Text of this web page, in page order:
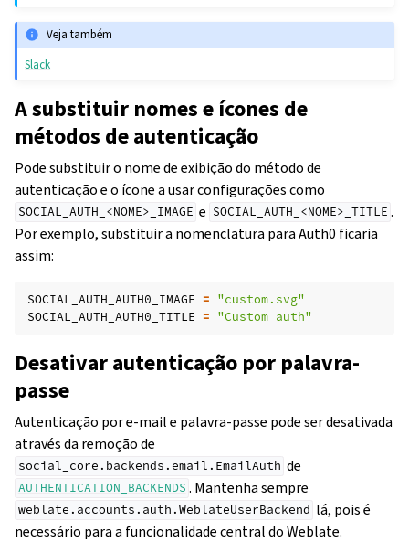
Veja também
Slack
A substituir nomes e ícones de
métodos de autenticação
Pode substituir o nome de exibição do método de
autenticação e o ícone a usar configurações como
SOCIAL_AUTH_<NOME>_IMAGE e SOCIAL_AUTH_<NOME>_TITLE .
Por exemplo, substituir a nomenclatura para Auth0 ficaria
assim:
SOCIAL_AUTH_AUTH0_IMAGE = "custom.svg"
SOCIAL_AUTH_AUTH0_TITLE = "Custom auth"
Desativar autenticação por palavra-
passe
Autenticação por e-mail e palavra-passe pode ser desativada
através da remoção de
social_core.backends.email.EmailAuth de
AUTHENTICATION_BACKENDS . Mantenha sempre
weblate.accounts.auth.WeblateUserBackend lá, pois é
necessário para a funcionalidade central do Weblate.